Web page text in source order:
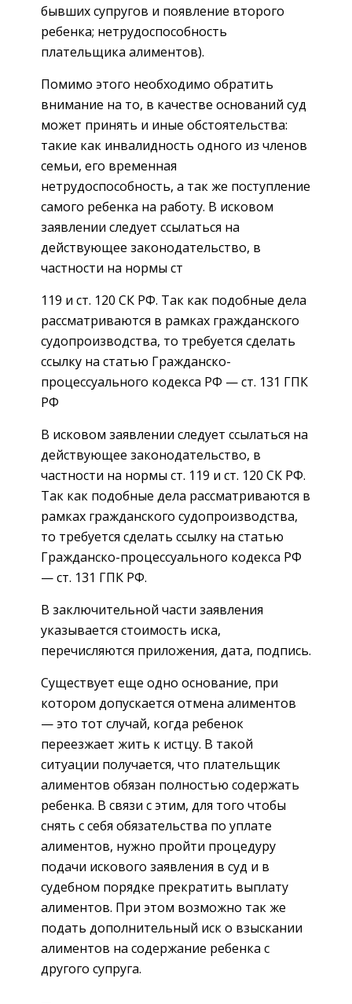
бывших супругов и появление второго
ребенка; нетрудоспособность
плательщика алиментов).
Помимо этого необходимо обратить
внимание на то, в качестве оснований суд
может принять и иные обстоятельства:
такие как инвалидность одного из членов
семьи, его временная
нетрудоспособность, а так же поступление
самого ребенка на работу. В исковом
заявлении следует ссылаться на
действующее законодательство, в
частности на нормы ст
119 и ст. 120 СК РФ. Так как подобные дела
рассматриваются в рамках гражданского
судопроизводства, то требуется сделать
ссылку на статью Гражданско-
процессуального кодекса РФ — ст. 131 ГПК
РФ
В исковом заявлении следует ссылаться на
действующее законодательство, в
частности на нормы ст. 119 и ст. 120 СК РФ.
Так как подобные дела рассматриваются в
рамках гражданского судопроизводства,
то требуется сделать ссылку на статью
Гражданско-процессуального кодекса РФ
— ст. 131 ГПК РФ.
В заключительной части заявления
указывается стоимость иска,
перечисляются приложения, дата, подпись.
Существует еще одно основание, при
котором допускается отмена алиментов
— это тот случай, когда ребенок
переезжает жить к истцу. В такой
ситуации получается, что плательщик
алиментов обязан полностью содержать
ребенка. В связи с этим, для того чтобы
снять с себя обязательства по уплате
алиментов, нужно пройти процедуру
подачи искового заявления в суд и в
судебном порядке прекратить выплату
алиментов. При этом возможно так же
подать дополнительный иск о взыскании
алиментов на содержание ребенка с
другого супруга.